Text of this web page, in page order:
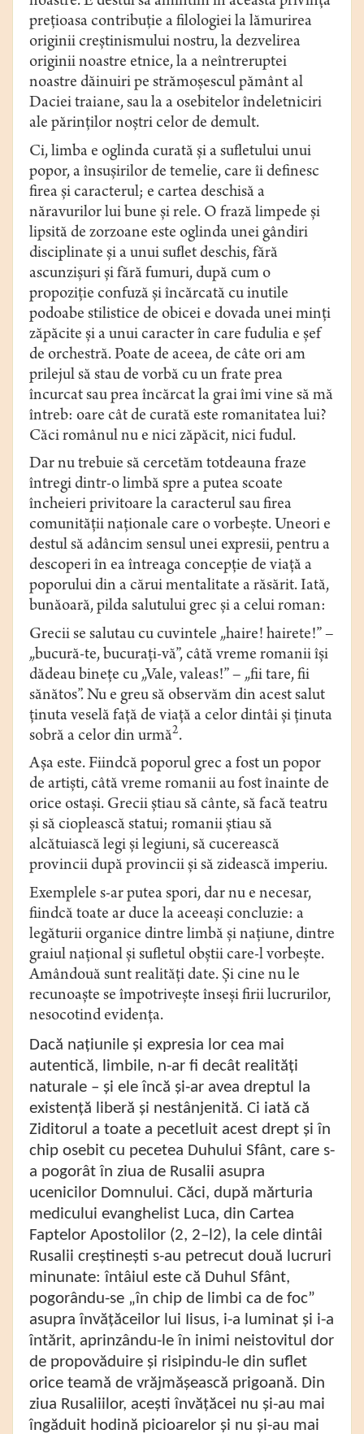
preţioasa contribuţie a filologiei la lămurirea
originii creştinismului nostru, la dezvelirea
originii noastre etnice, la a neîntreruptei
noastre dăinuiri pe strămoşescul pământ al
Daciei traiane, sau la a osebitelor îndeletniciri
ale părinţilor noştri celor de demult.
Ci, limba e oglinda curată şi a sufletului unui
popor, a însuşirilor de temelie, care îi definesc
firea şi caracterul; e cartea deschisă a
năravurilor lui bune şi rele. O frază limpede şi
lipsită de zorzoane este oglinda unei gândiri
disciplinate şi a unui suflet deschis, fără
ascunzişuri şi fără fumuri, după cum o
propoziţie confuză şi încărcată cu inutile
podoabe stilistice de obicei e dovada unei minţi
zăpăcite şi a unui caracter în care fudulia e şef
de orchestră. Poate de aceea, de câte ori am
prilejul să stau de vorbă cu un frate prea
încurcat sau prea încărcat la grai îmi vine să mă
întreb: oare cât de curată este romanitatea lui?
Căci românul nu e nici zăpăcit, nici fudul.
Dar nu trebuie să cercetăm totdeauna fraze
întregi dintr-o limbă spre a putea scoate
încheieri privitoare la caracterul sau firea
comunităţii naţionale care o vorbeşte. Uneori e
destul să adâncim sensul unei expresii, pentru a
descoperi în ea întreaga concepţie de viaţă a
poporului din a cărui mentalitate a răsărit. Iată,
bunăoară, pilda salutului grec şi a celui roman:
Grecii se salutau cu cuvintele „haire! hairete!” –
„bucură-te, bucuraţi-vă”, câtă vreme romanii îşi
dădeau bineţe cu „Vale, valeas!” – „fii tare, fii
sănătos”. Nu e greu să observăm din acest salut
ţinuta veselă faţă de viaţă a celor dintâi şi ţinuta
sobră a celor din urmă2.
Aşa este. Fiindcă poporul grec a fost un popor
de artişti, câtă vreme romanii au fost înainte de
orice ostaşi. Grecii ştiau să cânte, să facă teatru
şi să cioplească statui; romanii ştiau să
alcătuiască legi şi legiuni, să cucerească
provincii după provincii şi să zidească imperiu.
Exemplele s-ar putea spori, dar nu e necesar,
fiindcă toate ar duce la aceeaşi concluzie: a
legăturii organice dintre limbă şi naţiune, dintre
graiul naţional şi sufletul obştii care-l vorbeşte.
Amândouă sunt realităţi date. Şi cine nu le
recunoaşte se împotriveşte înseşi firii lucrurilor,
nesocotind evidenţa.
Dacă naţiunile şi expresia lor cea mai
autentică, limbile, n-ar fi decât realităţi
naturale – şi ele încă şi-ar avea dreptul la
existenţă liberă şi nestânjenită. Ci iată că
Ziditorul a toate a pecetluit acest drept şi în
chip osebit cu pecetea Duhului Sfânt, care s-
a pogorât în ziua de Rusalii asupra
ucenicilor Domnului. Căci, după mărturia
medicului evanghelist Luca, din Cartea
Faptelor Apostolilor (2, 2–l2), la cele dintâi
Rusalii creştineşti s-au petrecut două lucruri
minunate: întâiul este că Duhul Sfânt,
pogorându-se „în chip de limbi ca de foc”
asupra învăţăceilor lui Iisus, i-a luminat şi i-a
întărit, aprinzându-le în inimi neistovitul dor
de propovăduire şi risipindu-le din suflet
orice teamă de vrăjmăşească prigoană. Din
ziua Rusaliilor, aceşti învăţăcei nu şi-au mai
îngăduit hodină picioarelor şi nu şi-au mai